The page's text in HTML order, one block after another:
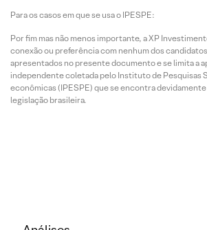
Para os casos em que se usa o IPESPE:
Por fim mas não menos importante, a XP
conexão ou preferência com nenhum dos
apresentados no presente documento e se limita a
independente coletada pelo Instituto de Pesquisas
econômicas (IPESPE) que se encontra
legislação brasileira.